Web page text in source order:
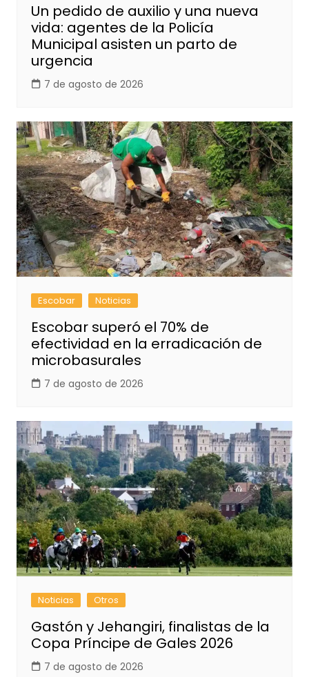
Un pedido de auxilio y una nueva
vida: agentes de la Policía
Municipal asisten un parto de
urgencia
7 de agosto de 2026
Escobar Noticias
Escobar superó el 70% de
efectividad en la erradicación de
microbasurales
7 de agosto de 2026
Noticias Otros
Gastón y Jehangiri, finalistas de la
Copa Príncipe de Gales 2026
7 de agosto de 2026